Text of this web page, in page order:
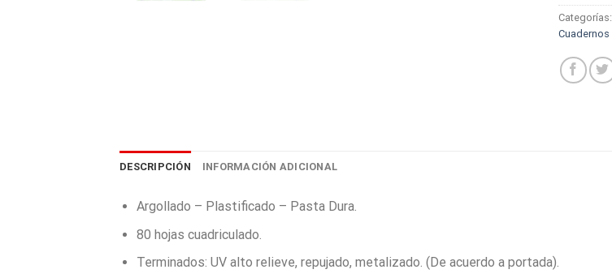
Categorías:
Cuadernos
DESCRIPCIÓN INFORMACIÓN ADICIONAL
Argollado – Plastificado – Pasta Dura.
80 hojas cuadriculado.
Terminados: UV alto relieve, repujado, metalizado. (De acuerdo a portada).